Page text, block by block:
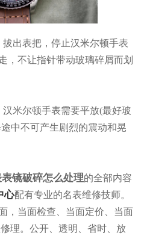
出表把，停止汉米尔顿手表
，不让指针带动玻璃碎屑而划
米尔顿手表需要平放(最好玻
中不可产生剧烈的震动和晃
镜破碎怎么处理的全部内容
心配有专业的名表维修技师。
，当面检查、当面定价、当面
理。公开、透明、省时、放